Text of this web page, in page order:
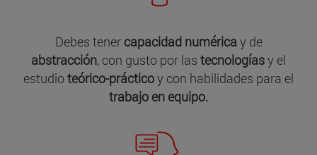
Debes tener capacidad numéricay de
abstracción, con gusto por las tecnologíasy el
estudio teórico-prácticoy con habilidades para el
trabajo en equipo.